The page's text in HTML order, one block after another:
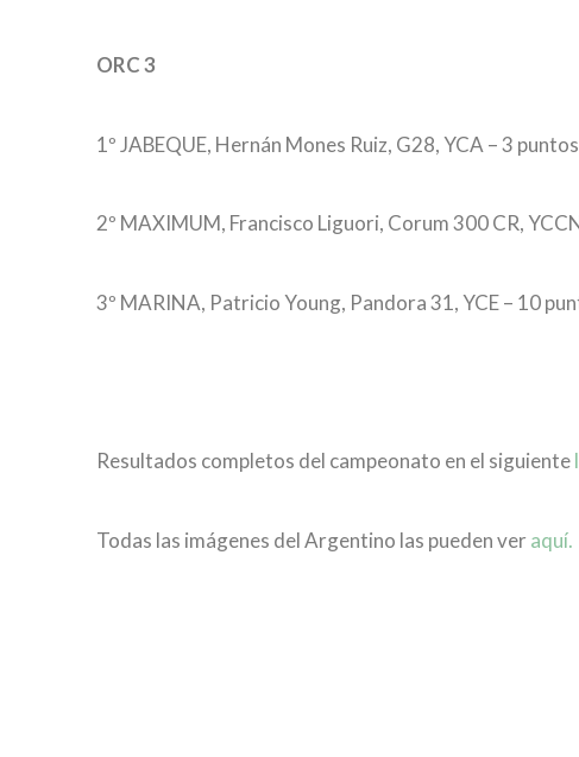
ORC 3
1º JABEQUE, Hernán Mones Ruiz, G28, YCA – 3
2º MAXIMUM, Francisco Liguori, Corum 300 CR,
3º MARINA, Patricio Young, Pandora 31, YCE – 10
Resultados completos del campeonato en el siguiente
Todas las imágenes del Argentino las pueden ver aquí.